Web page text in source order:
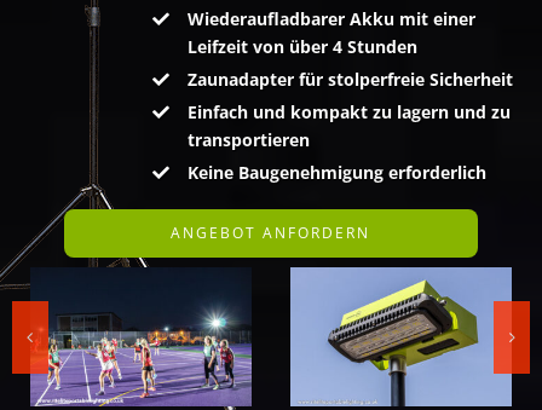
Wiederaufladbarer Akku mit einer
Leifzeit von über 4 Stunden
Zaunadapter für stolperfreie Sicherheit
Einfach und kompakt zu lagern und zu
transportieren
Keine Baugenehmigung erforderlich
ANGEBOT ANFORDERN